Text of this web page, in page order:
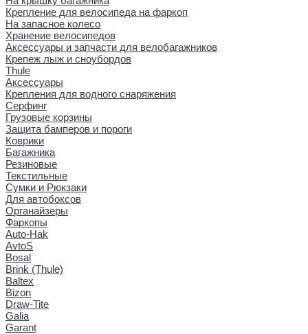
Крепление для велосипеда на фаркоп
На запасное колесо
Хранение велосипедов
Аксессуары и запчасти для велобагажников
Крепеж лыж и сноубордов
Thule
Аксессуары
Крепления для водного снаряжения
Серфинг
Грузовые корзины
Защита бамперов и пороги
Коврики
Багажника
Резиновые
Текстильные
Сумки и Рюкзаки
Для автобоксов
Органайзеры
Фаркопы
Auto-Hak
AvtoS
Bosal
Brink (Thule)
Baltex
Bizon
Draw-Tite
Galia
Garant